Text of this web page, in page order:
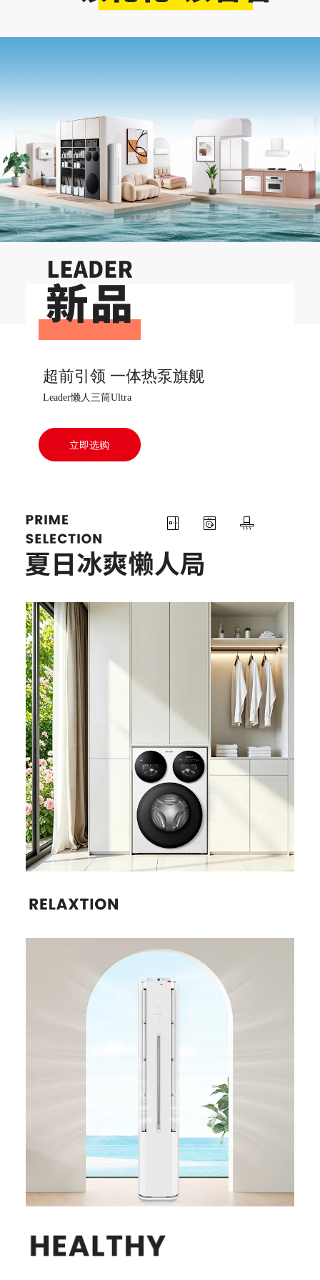
超前引领 一体热泵旗舰
Leader懒人三筒Ultra
立即选购